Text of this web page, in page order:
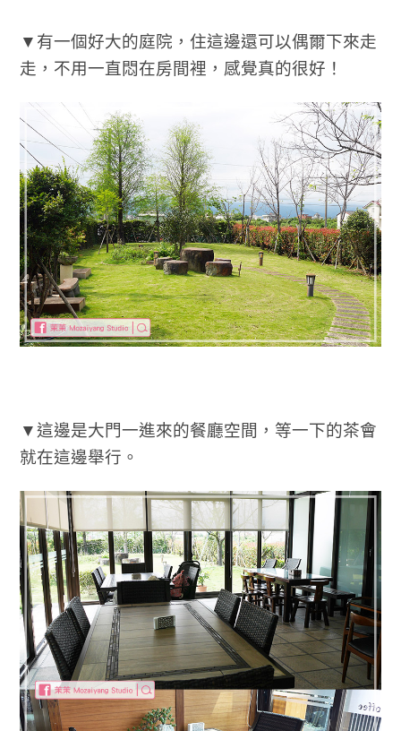
▼有一個好大的庭院，住這邊還可以偶爾下來走
走，不用一直悶在房間裡，感覺真的很好！
▼這邊是大門一進來的餐廳空間，等一下的茶會
就在這邊舉行。